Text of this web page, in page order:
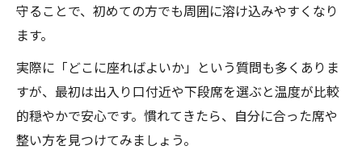
守ることで、初めての方でも周囲に溶け込みやすくなり
ます。
実際に「どこに座ればよいか」という質問も多くありま
すが、最初は出入り口付近や下段席を選ぶと温度が比較
的穏やかで安心です。慣れてきたら、自分に合った席や
整い方を見つけてみましょう。